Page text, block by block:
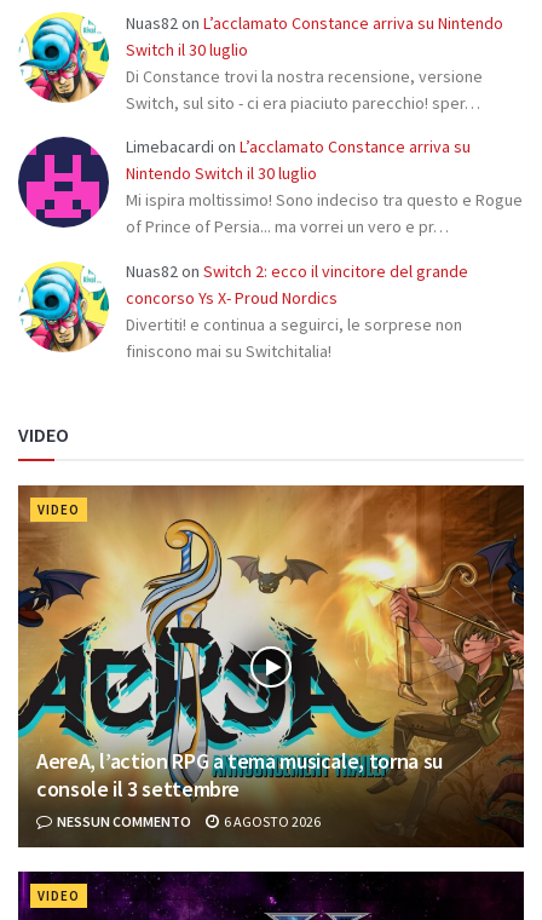
Nuas82on L’acclamato Constance arriva su Nintendo
Switch il 30 luglio
Di Constance trovi la nostra recensione, versione
Switch, sul sito - ci era piaciuto parecchio! sper…
Limebacardi on L’acclamato Constance arriva su
Nintendo Switch il 30 luglio
Mi ispira moltissimo! Sono indeciso tra questo e Rogue
of Prince of Persia... ma vorrei un vero e pr…
Nuas82on Switch 2: ecco il vincitore del grande
concorso Ys X- Proud Nordics
Divertiti! e continua a seguirci, le sorprese non
finiscono mai su Switchitalia!
VIDEO
VIDEO
AereA, l’action RPG a tema musicale, torna su
console il 3 settembre
NESSUN COMMENTO 6 AGOSTO 2026
VIDEO